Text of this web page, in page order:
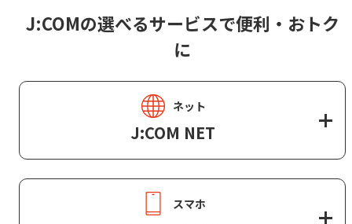
J:COMの選べるサービスで便利・おトク
に
ネット
J:COM NET
スマホ